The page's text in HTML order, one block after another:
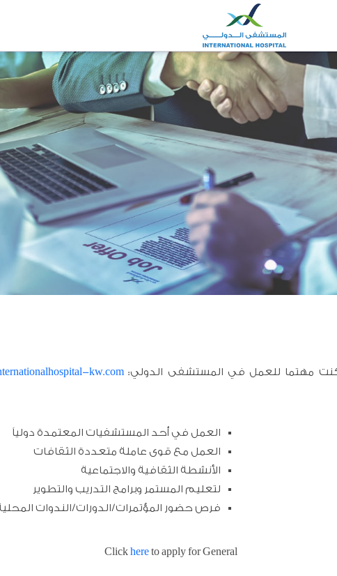
إن كنت مهتما للعمل في المستشفى الدولي: kw.com
العمل في أحد المستشفيات المعتمدة دولياً
العمل مع قوى عاملة متعددة الثقافات
الأنشطة الثقافية والاجتماعية
لتعليم المستمر وبرامج التدريب والتطوير
فرص حضور المؤتمرات/الدورات/الندوات
Clickhereto apply for General